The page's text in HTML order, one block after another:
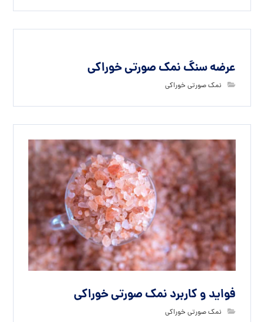
عرضه سنگ نمک صورتی خوراکی
نمک صورتی خوراکی
فواید و کاربرد نمک صورتی خوراکی
نمک صورتی خوراکی